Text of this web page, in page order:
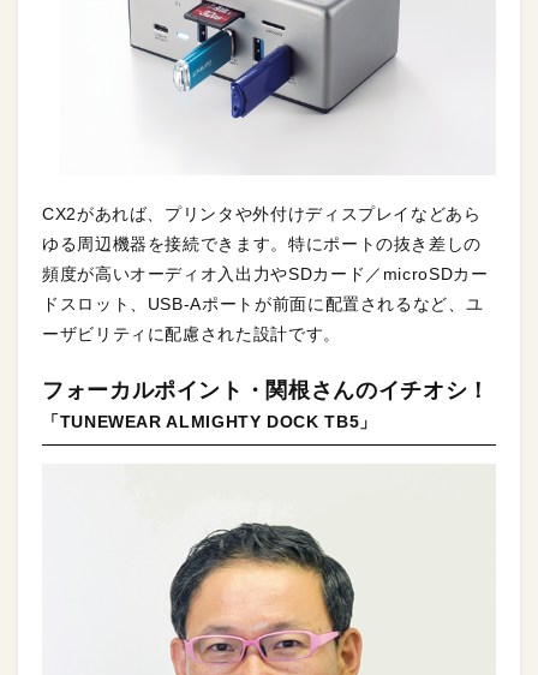
CX2があれば、プリンタや外付けディスプレイなどあら
ゆる周辺機器を接続できます。特にポートの抜き差しの
頻度が高いオーディオ入出力やSDカード／microSDカー
ドスロット、USB-Aポートが前面に配置されるなど、ユ
ーザビリティに配慮された設計です。
フォーカルポイント・関根さんのイチオシ！
「TUNEWEAR ALMIGHTY DOCK TB5」